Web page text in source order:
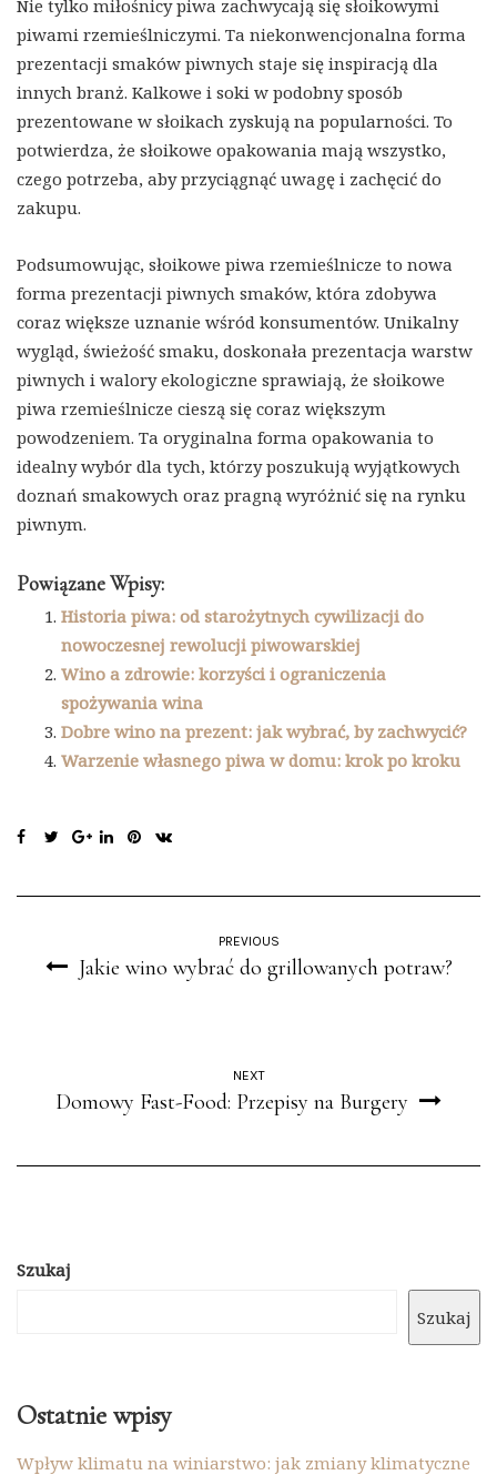
Nie tylko miłośnicy piwa zachwycają się słoikowymi
piwami rzemieślniczymi. Ta niekonwencjonalna forma
prezentacji smaków piwnych staje się inspiracją dla
innych branż. Kalkowe i soki w podobny sposób
prezentowane w słoikach zyskują na popularności. To
potwierdza, że słoikowe opakowania mają wszystko,
czego potrzeba, aby przyciągnąć uwagę i zachęcić do
zakupu.
Podsumowując, słoikowe piwa rzemieślnicze to nowa
forma prezentacji piwnych smaków, która zdobywa
coraz większe uznanie wśród konsumentów. Unikalny
wygląd, świeżość smaku, doskonała prezentacja warstw
piwnych i walory ekologiczne sprawiają, że słoikowe
piwa rzemieślnicze cieszą się coraz większym
powodzeniem. Ta oryginalna forma opakowania to
idealny wybór dla tych, którzy poszukują wyjątkowych
doznań smakowych oraz pragną wyróżnić się na rynku
piwnym.
Powiązane Wpisy:
Historia piwa: od starożytnych cywilizacji do
nowoczesnej rewolucji piwowarskiej
Wino a zdrowie: korzyści i ograniczenia
spożywania wina
Dobre wino na prezent: jak wybrać, by zachwycić?
Warzenie własnego piwa w domu: krok po kroku
PREVIOUS
Jakie wino wybrać do grillowanych potraw?
NEXT
Domowy Fast-Food: Przepisy na Burgery
Szukaj
Szukaj
Ostatnie wpisy
Wpływ klimatu na winiarstwo: jak zmiany klimatyczne